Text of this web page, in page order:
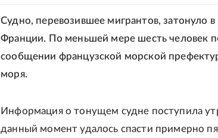
Судно, перевозившее мигрантов, затонуло
Франции. По меньшей мере шесть человек
сообщении французской морской
моря.
Информация о тонущем судне поступила
данный момент удалось спасти примерно